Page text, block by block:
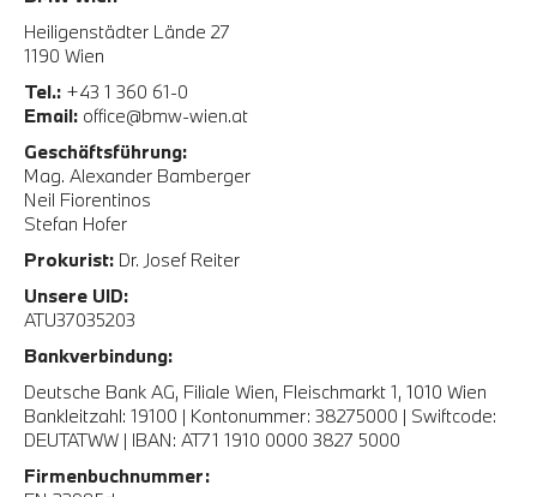
Heiligenstädter Lände 27
1190 Wien
Tel.: +43 1 360 61-0
Email: office@bmw-wien.at
Geschäftsführung:
Mag. Alexander Bamberger
Neil Fiorentinos
Stefan Hofer
Prokurist: Dr. Josef Reiter
Unsere UID:
ATU37035203
Bankverbindung:
Deutsche Bank AG, Filiale Wien, Fleischmarkt 1, 1010 Wien
Bankleitzahl: 19100 | Kontonummer: 38275000 | Swiftcode:
DEUTATWW | IBAN: AT71 1910 0000 3827 5000
Firmenbuchnummer: